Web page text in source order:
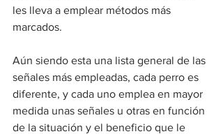
les lleva a emplear métodos más
marcados.
Aún siendo esta una lista general de las
señales más empleadas, cada perro es
diferente, y cada uno emplea en mayor
medida unas señales u otras en función
de la situación y el beneficio que le